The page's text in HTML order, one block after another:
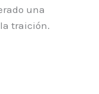
una
traición.